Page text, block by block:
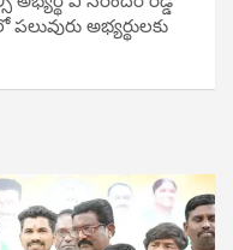
అభ్యర్థులకు